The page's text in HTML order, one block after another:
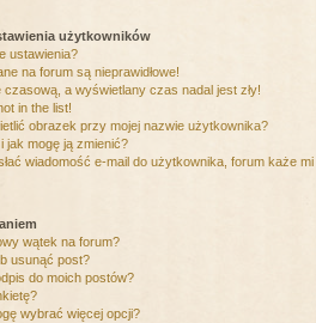
użytkowników
ustawienia?
na forum są nieprawidłowe!
czasową, a wyświetlany czas nadal jest zły!
in the list!
obrazek przy mojej nazwie użytkownika?
jak mogę ją zmienić?
wiadomość e-mail do użytkownika, forum każe mi
wątek na forum?
usunąć post?
do moich postów?
wybrać więcej opcji?